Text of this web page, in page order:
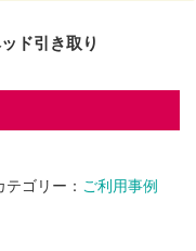
ド引き取り
テゴリー： ご利用事例